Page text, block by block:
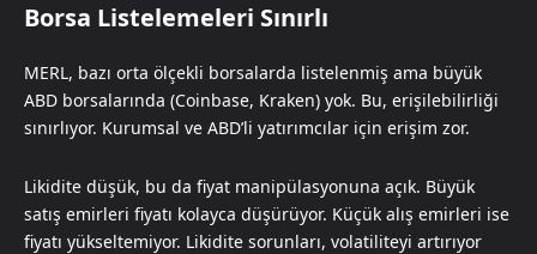
Borsa Listelemeleri Sınırlı
MERL, bazı orta ölçekli borsalarda listelenmiş ama büyük
ABD borsalarında (Coinbase, Kraken) yok. Bu, erişilebilirliği
sınırlıyor. Kurumsal ve ABD’li yatırımcılar için erişim zor.
Likidite düşük, bu da fiyat manipülasyonuna açık. Büyük
satış emirleri fiyatı kolayca düşürüyor. Küçük alış emirleri ise
fiyatı yükseltemiyor. Likidite sorunları, volatiliteyi artırıyor